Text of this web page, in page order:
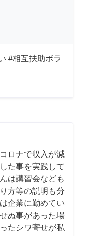
#相互扶助ボラ
ロナで収入が減
た事を実践して
は講習会なども
方等の説明も分
企業に勤めてい
ぬ事があった場
たシワ寄せが私